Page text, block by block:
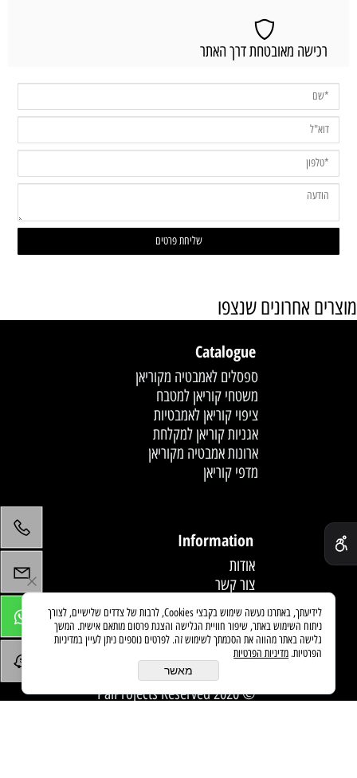
רכישה מאובטחת דרך האתר
מוצרים אחרונים שנצפו
Catalogue
ספסלים לאמבטיה מקוריאן
משטחי קוריאן למטבח
ציפוי קוריאן לאמבטיות
אגניות קוריאן למקלחת
ארונות אמבטיה מקוריאן
מדפי קוריאן
Information
אודות
צור קשר
מדיניות משלוחים
מאמרים
© 2020 PaiProjects Reserved
לידיעתך, באתרנו נעשה שימוש בקבצי Cookies, לרבות של צדדים שלישיים, לצורך
ניתוח השימוש באתר, שיפור חוויית הגלישה והצגת פרסום מותאם אישית. המשך
גלישה באתר מהווה את הסכמתך לשימוש זה. לפרטים נוספים ניתן לעיין במדיניות
הפרטיות. מדיניות הפרטיות
מאשר